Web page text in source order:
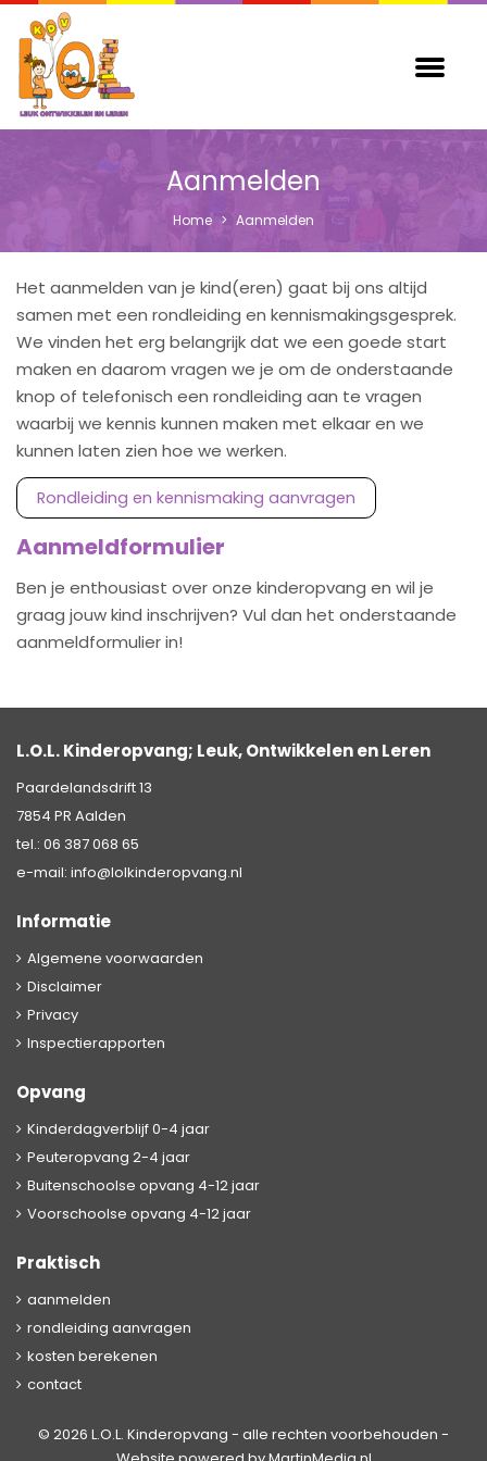
Aanmelden
Home > Aanmelden
Het aanmelden van je kind(eren) gaat bij ons altijd
samen met een rondleiding en kennismakingsgesprek.
We vinden het erg belangrijk dat we een goede start
maken en daarom vragen we je om de onderstaande
knop of telefonisch een rondleiding aan te vragen
waarbij we kennis kunnen maken met elkaar en we
kunnen laten zien hoe we werken.
Rondleiding en kennismaking aanvragen
Aanmeldformulier
Ben je enthousiast over onze kinderopvang en wil je
graag jouw kind inschrijven? Vul dan het onderstaande
aanmeldformulier in!
L.O.L. Kinderopvang; Leuk, Ontwikkelen en Leren
Paardelandsdrift 13
7854 PR Aalden
tel.: 06 387 068 65
e-mail: info@lolkinderopvang.nl
Informatie
Algemene voorwaarden
Disclaimer
Privacy
Inspectierapporten
Opvang
Kinderdagverblijf 0-4 jaar
Peuteropvang 2-4 jaar
Buitenschoolse opvang 4-12 jaar
Voorschoolse opvang 4-12 jaar
Praktisch
aanmelden
rondleiding aanvragen
kosten berekenen
contact
© 2026 L.O.L. Kinderopvang - alle rechten voorbehouden -